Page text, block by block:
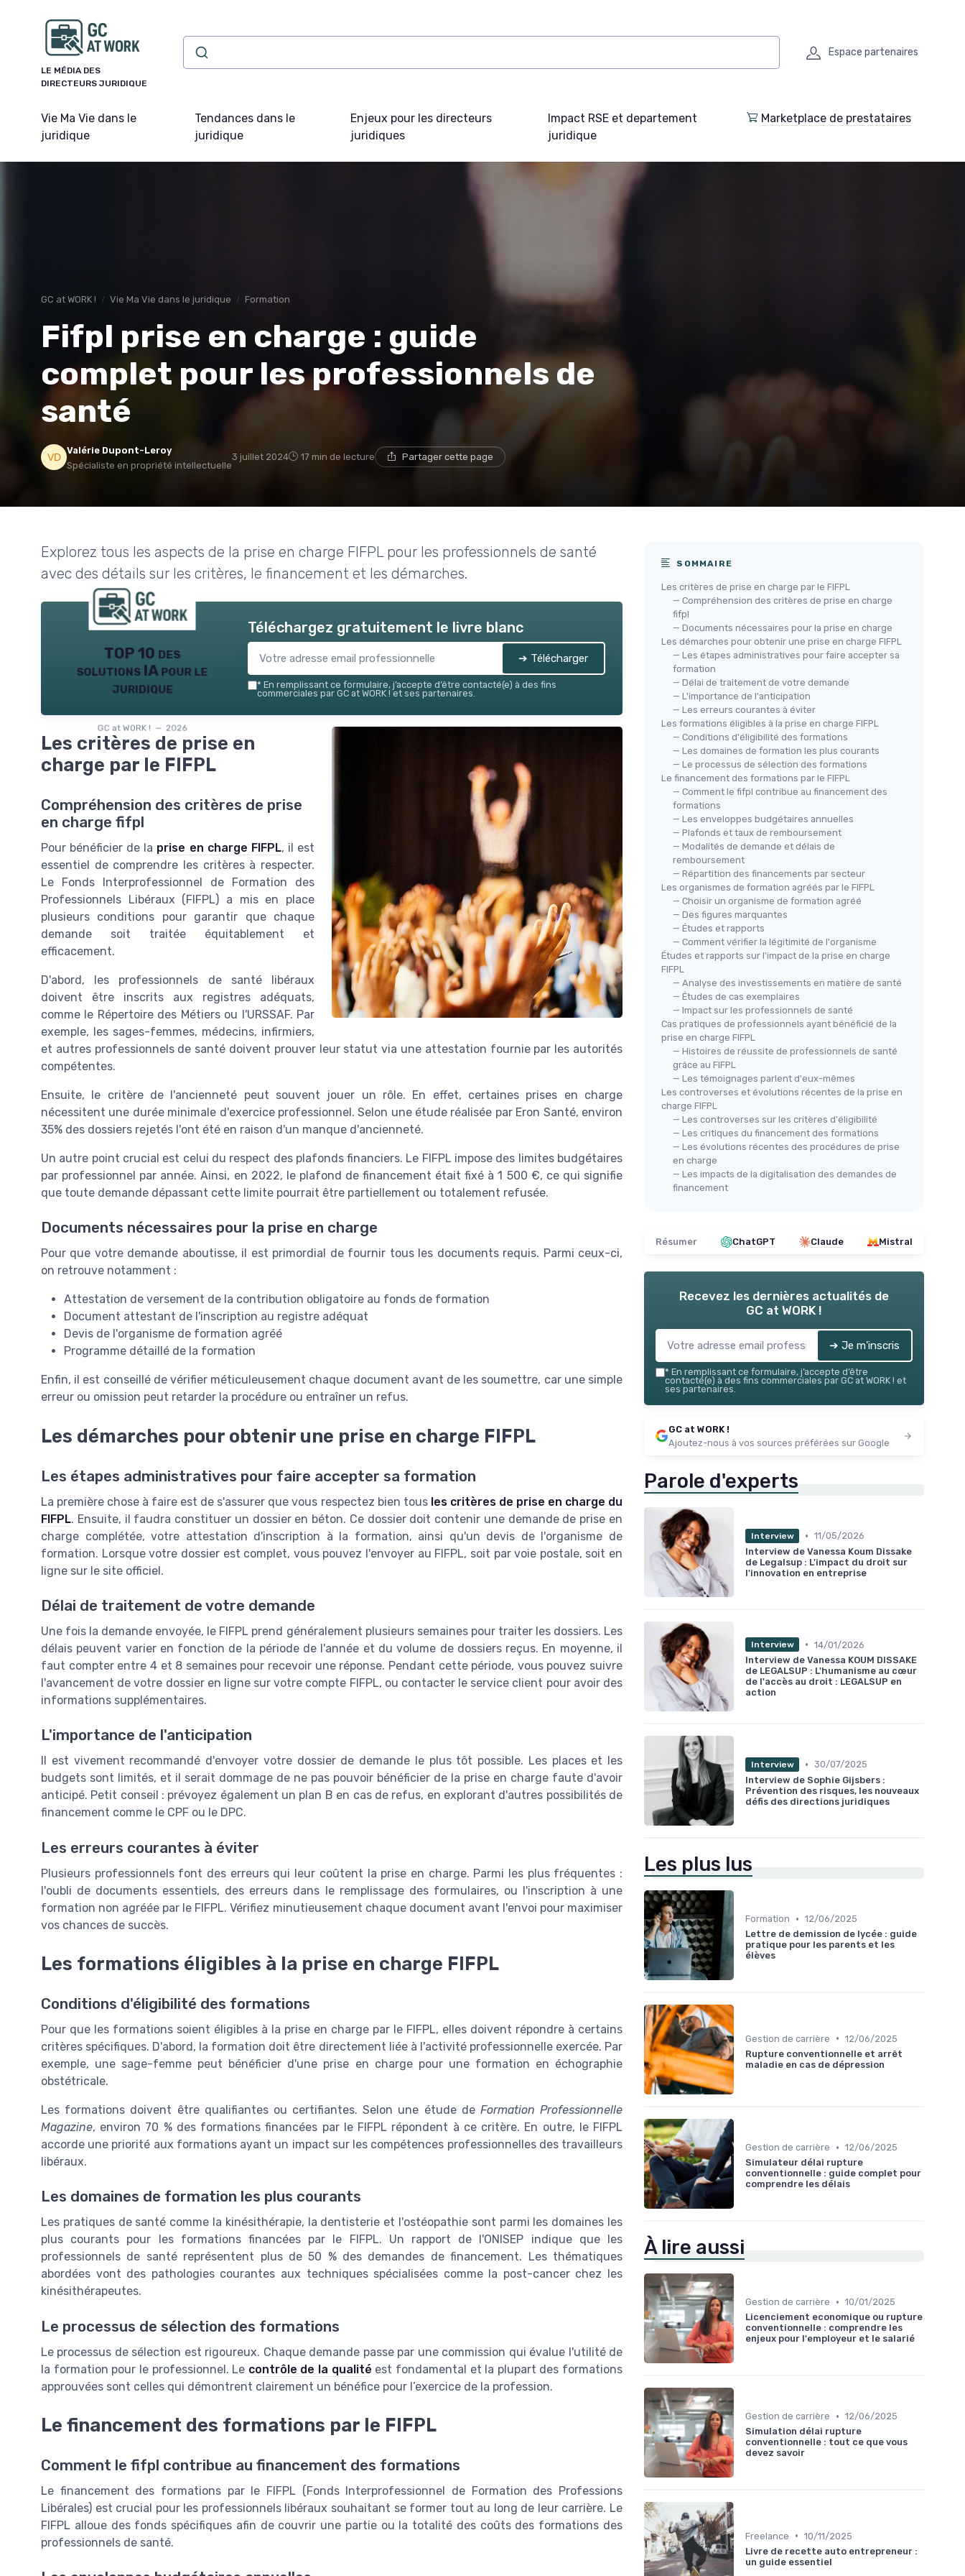
LE MÉDIA DES
DIRECTEURS JURIDIQUE
Espace partenaires
Vie Ma Vie dans le
juridique
Tendances dans le
juridique
Enjeux pour les directeurs
juridiques
Impact RSE et departement
juridique
Marketplace de prestataires
GC at WORK ! Vie Ma Vie dans le juridique Formation
Fifpl prise en charge : guide
complet pour les professionnels de
santé
Valérie Dupont-Leroy
Spécialiste en propriété intellectuelle
3 juillet 2024 17 min de lecture Partager cette page
Explorez tous les aspects de la prise en charge FIFPL pour les professionnels de santé
avec des détails sur les critères, le financement et les démarches.
TOP 10 des
solutions IA pour le
juridique
GC at WORK ! — 2026
Téléchargez gratuitement le livre blanc
➔ Télécharger
* En remplissant ce formulaire, j’accepte d’être contacté(e) à des fins
commerciales par GC at WORK ! et ses partenaires.
Les critères de prise en
charge par le FIFPL
Compréhension des critères de prise
en charge fifpl
Pour bénéficier de la prise en charge FIFPL, il est
essentiel de comprendre les critères à respecter.
Le Fonds Interprofessionnel de Formation des
Professionnels Libéraux (FIFPL) a mis en place
plusieurs conditions pour garantir que chaque
demande soit traitée équitablement et
efficacement.
D'abord, les professionnels de santé libéraux
doivent être inscrits aux registres adéquats,
comme le Répertoire des Métiers ou l'URSSAF. Par
exemple, les sages-femmes, médecins, infirmiers,
et autres professionnels de santé doivent prouver leur statut via une attestation fournie par les autorités
compétentes.
Ensuite, le critère de l'ancienneté peut souvent jouer un rôle. En effet, certaines prises en charge
nécessitent une durée minimale d'exercice professionnel. Selon une étude réalisée par Eron Santé, environ
35% des dossiers rejetés l'ont été en raison d'un manque d'ancienneté.
Un autre point crucial est celui du respect des plafonds financiers. Le FIFPL impose des limites budgétaires
par professionnel par année. Ainsi, en 2022, le plafond de financement était fixé à 1 500 €, ce qui signifie
que toute demande dépassant cette limite pourrait être partiellement ou totalement refusée.
Documents nécessaires pour la prise en charge
Pour que votre demande aboutisse, il est primordial de fournir tous les documents requis. Parmi ceux-ci,
on retrouve notamment :
Attestation de versement de la contribution obligatoire au fonds de formation
Document attestant de l'inscription au registre adéquat
Devis de l'organisme de formation agréé
Programme détaillé de la formation
Enfin, il est conseillé de vérifier méticuleusement chaque document avant de les soumettre, car une simple
erreur ou omission peut retarder la procédure ou entraîner un refus.
Les démarches pour obtenir une prise en charge FIFPL
Les étapes administratives pour faire accepter sa formation
La première chose à faire est de s'assurer que vous respectez bien tous les critères de prise en charge du
FIFPL. Ensuite, il faudra constituer un dossier en béton. Ce dossier doit contenir une demande de prise en
charge complétée, votre attestation d'inscription à la formation, ainsi qu'un devis de l'organisme de
formation. Lorsque votre dossier est complet, vous pouvez l'envoyer au FIFPL, soit par voie postale, soit en
ligne sur le site officiel.
Délai de traitement de votre demande
Une fois la demande envoyée, le FIFPL prend généralement plusieurs semaines pour traiter les dossiers. Les
délais peuvent varier en fonction de la période de l'année et du volume de dossiers reçus. En moyenne, il
faut compter entre 4 et 8 semaines pour recevoir une réponse. Pendant cette période, vous pouvez suivre
l'avancement de votre dossier en ligne sur votre compte FIFPL, ou contacter le service client pour avoir des
informations supplémentaires.
L'importance de l'anticipation
Il est vivement recommandé d'envoyer votre dossier de demande le plus tôt possible. Les places et les
budgets sont limités, et il serait dommage de ne pas pouvoir bénéficier de la prise en charge faute d'avoir
anticipé. Petit conseil : prévoyez également un plan B en cas de refus, en explorant d'autres possibilités de
financement comme le CPF ou le DPC.
Les erreurs courantes à éviter
Plusieurs professionnels font des erreurs qui leur coûtent la prise en charge. Parmi les plus fréquentes :
l'oubli de documents essentiels, des erreurs dans le remplissage des formulaires, ou l'inscription à une
formation non agréée par le FIFPL. Vérifiez minutieusement chaque document avant l'envoi pour maximiser
vos chances de succès.
Les formations éligibles à la prise en charge FIFPL
Conditions d'éligibilité des formations
Pour que les formations soient éligibles à la prise en charge par le FIFPL, elles doivent répondre à certains
critères spécifiques. D'abord, la formation doit être directement liée à l'activité professionnelle exercée. Par
exemple, une sage-femme peut bénéficier d'une prise en charge pour une formation en échographie
obstétricale.
Les formations doivent être qualifiantes ou certifiantes. Selon une étude de Formation Professionnelle
Magazine, environ 70 % des formations financées par le FIFPL répondent à ce critère. En outre, le FIFPL
accorde une priorité aux formations ayant un impact sur les compétences professionnelles des travailleurs
libéraux.
Les domaines de formation les plus courants
Les pratiques de santé comme la kinésithérapie, la dentisterie et l'ostéopathie sont parmi les domaines les
plus courants pour les formations financées par le FIFPL. Un rapport de l'ONISEP indique que les
professionnels de santé représentent plus de 50 % des demandes de financement. Les thématiques
abordées vont des pathologies courantes aux techniques spécialisées comme la post-cancer chez les
kinésithérapeutes.
Le processus de sélection des formations
Le processus de sélection est rigoureux. Chaque demande passe par une commission qui évalue l'utilité de
la formation pour le professionnel. Le contrôle de la qualité est fondamental et la plupart des formations
approuvées sont celles qui démontrent clairement un bénéfice pour l’exercice de la profession.
Le financement des formations par le FIFPL
Comment le fifpl contribue au financement des formations
Le financement des formations par le FIFPL (Fonds Interprofessionnel de Formation des Professions
Libérales) est crucial pour les professionnels libéraux souhaitant se former tout au long de leur carrière. Le
FIFPL alloue des fonds spécifiques afin de couvrir une partie ou la totalité des coûts des formations des
professionnels de santé.
SOMMAIRE
Les critères de prise en charge par le FIFPL
— Compréhension des critères de prise en charge
fifpl
— Documents nécessaires pour la prise en charge
Les démarches pour obtenir une prise en charge FIFPL
— Les étapes administratives pour faire accepter sa
formation
— Délai de traitement de votre demande
— L'importance de l'anticipation
— Les erreurs courantes à éviter
Les formations éligibles à la prise en charge FIFPL
— Conditions d'éligibilité des formations
— Les domaines de formation les plus courants
— Le processus de sélection des formations
Le financement des formations par le FIFPL
— Comment le fifpl contribue au financement des
formations
— Les enveloppes budgétaires annuelles
— Plafonds et taux de remboursement
— Modalités de demande et délais de
remboursement
— Répartition des financements par secteur
Les organismes de formation agréés par le FIFPL
— Choisir un organisme de formation agréé
— Des figures marquantes
— Études et rapports
— Comment vérifier la légitimité de l'organisme
Études et rapports sur l'impact de la prise en charge
FIFPL
— Analyse des investissements en matière de santé
— Études de cas exemplaires
— Impact sur les professionnels de santé
Cas pratiques de professionnels ayant bénéficié de la
prise en charge FIFPL
— Histoires de réussite de professionnels de santé
grâce au FIFPL
— Les témoignages parlent d'eux-mêmes
Les controverses et évolutions récentes de la prise en
charge FIFPL
— Les controverses sur les critères d'éligibilité
— Les critiques du financement des formations
— Les évolutions récentes des procédures de prise
en charge
— Les impacts de la digitalisation des demandes de
financement
Résumer ChatGPT Claude Mistral
Recevez les dernières actualités de
GC at WORK !
➔ Je m'inscris
* En remplissant ce formulaire, j’accepte d’être
contacté(e) à des fins commerciales par GC at WORK ! et
ses partenaires.
GC at WORK !
Ajoutez-nous à vos sources préférées sur Google
Parole d'experts
Interview • 11/05/2026
Interview de Vanessa Koum Dissake
de Legalsup : L'impact du droit sur
l'innovation en entreprise
Interview • 14/01/2026
Interview de Vanessa KOUM DISSAKE
de LEGALSUP : L'humanisme au cœur
de l'accès au droit : LEGALSUP en
action
Interview • 30/07/2025
Interview de Sophie Gijsbers :
Prévention des risques, les nouveaux
défis des directions juridiques
Les plus lus
Formation • 12/06/2025
Lettre de demission de lycée : guide
pratique pour les parents et les
élèves
Gestion de carrière • 12/06/2025
Rupture conventionnelle et arrêt
maladie en cas de dépression
Gestion de carrière • 12/06/2025
Simulateur délai rupture
conventionnelle : guide complet pour
comprendre les délais
À lire aussi
Gestion de carrière • 10/01/2025
Licenciement economique ou rupture
conventionnelle : comprendre les
enjeux pour l'employeur et le salarié
Gestion de carrière • 12/06/2025
Simulation délai rupture
conventionnelle : tout ce que vous
devez savoir
Freelance • 10/11/2025
Livre de recette auto entrepreneur :
un guide essentiel